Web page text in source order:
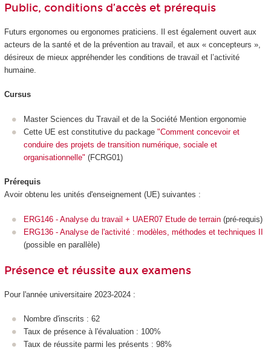
Public, conditions d’accès et prérequis
Futurs ergonomes ou ergonomes praticiens. Il est également ouvert aux
acteurs de la santé et de la prévention au travail, et aux « concepteurs »,
désireux de mieux appréhender les conditions de travail et l’activité
humaine.
Cursus
Master Sciences du Travail et de la Société Mention ergonomie
Cette UE est constitutive du package "Comment concevoir et
conduire des projets de transition numérique, sociale et
organisationnelle" (FCRG01)
Prérequis
Avoir obtenu les unités d'enseignement (UE) suivantes :
ERG146 - Analyse du travail + UAER07 Etude de terrain (pré-requis)
ERG136 - Analyse de l'activité : modèles, méthodes et techniques II
(possible en parallèle)
Présence et réussite aux examens
Pour l'année universitaire 2023-2024 :
Nombre d'inscrits : 62
Taux de présence à l'évaluation : 100%
Taux de réussite parmi les présents : 98%